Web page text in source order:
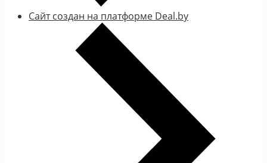
Сайт создан на платформе Deal.by